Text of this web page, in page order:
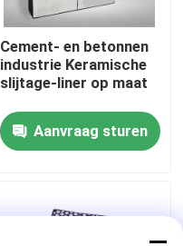
Cement- en betonnen
industrie Keramische
slijtage-liner op maat
Aanvraag sturen